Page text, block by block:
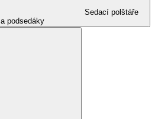
Sedací polštáře
a podsedáky